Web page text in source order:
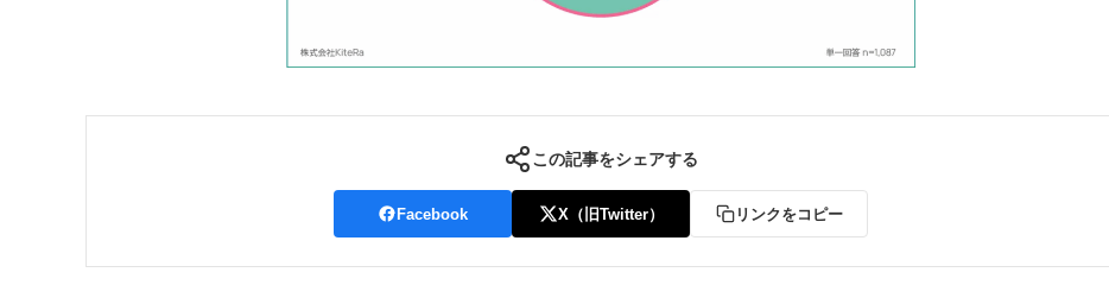
この記事をシェアする
Facebook X（旧Twitter） リンクをコピー